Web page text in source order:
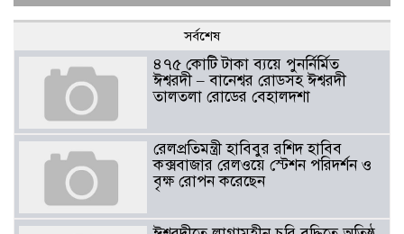
সর্বশেষ
৪৭৫ কোটি টাকা ব্যয়ে পুনর্নির্মিত
ঈশ্বরদী – বানেশ্বর রোডসহ ঈশ্বরদী
তালতলা রোডের বেহালদশা
রেলপ্রতিমন্ত্রী হাবিবুর রশিদ হাবিব
কক্সবাজার রেলওয়ে স্টেশন পরিদর্শন ও
বৃক্ষ রোপন করেছেন